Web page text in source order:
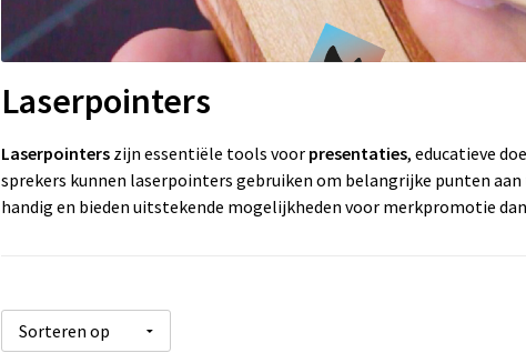
Laserpointers
Laserpointers zijn essentiële tools voor presentaties, educatieve
sprekers kunnen laserpointers gebruiken om belangrijke punten
handig en bieden uitstekende mogelijkheden voor merkpromotie